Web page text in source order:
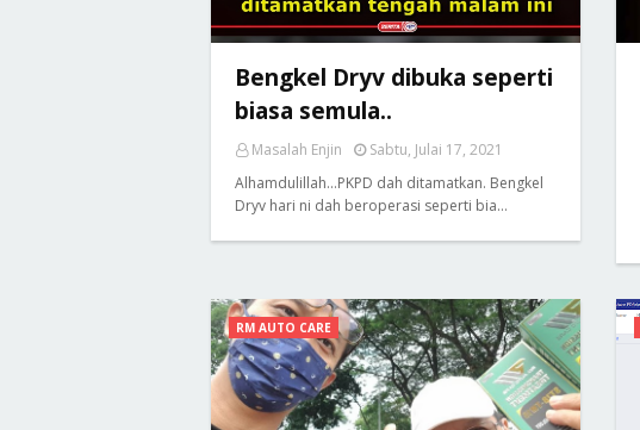
Bengkel Dryv dibuka seperti
biasa semula..
Masalah Enjin
Sabtu, Julai 17, 2021
Alhamdulillah...PKPD dah ditamatkan. Bengkel
Dryv hari ni dah beroperasi seperti bia…
RM AUTO CARE